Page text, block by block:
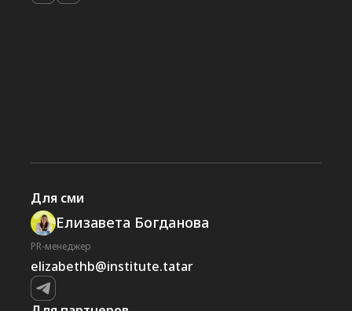
Для сми
Елизавета Богданова
PR-менеджер
elizabethb@institute.tatar